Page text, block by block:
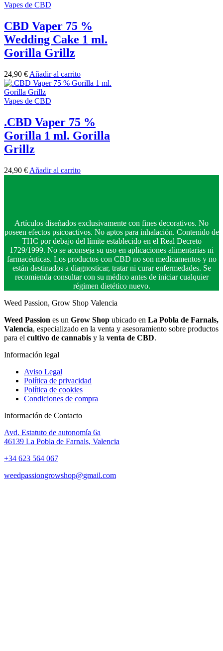
Vapes de CBD
CBD Vaper 75 %
Wedding Cake 1 ml.
Gorilla Grillz
24,90 € Añadir al carrito
Vapes de CBD
.CBD Vaper 75 %
Gorilla 1 ml. Gorilla
Grillz
24,90 € Añadir al carrito
Artículos diseñados exclusivamente con fines decorativos. No
poseen efectos psicoactivos. No aptos para inhalación. Contenido de
THC por debajo del límite establecido en el Real Decreto
1729/1999. No se aconseja su uso en aplicaciones alimentarias ni
farmacéuticas. Los productos con CBD no son medicamentos y no
están destinados a diagnosticar, tratar ni curar enfermedades. Se
recomienda consultar con su médico antes de iniciar cualquier
régimen dietético nuevo.
Weed Passion, Grow Shop Valencia
Weed Passion es un Grow Shop ubicado en La Pobla de Farnals,
Valencia, especializado en la venta y asesoramiento sobre productos
para el cultivo de cannabis y la venta de CBD.
Información legal
Aviso Legal
Política de privacidad
Política de cookies
Condiciones de compra
Información de Contacto
Avd. Estatuto de autonomía 6a
46139 La Pobla de Farnals, Valencia
+34 623 564 067
weedpassiongrowshop@gmail.com